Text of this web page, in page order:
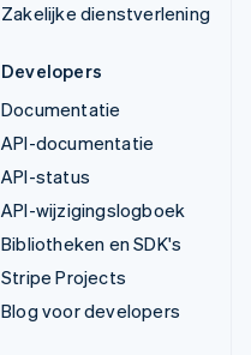
Zakelijke dienstverlening
Developers
Documentatie
API-documentatie
API-status
API-wijzigingslogboek
Bibliotheken en SDK's
Stripe Projects
Blog voor developers